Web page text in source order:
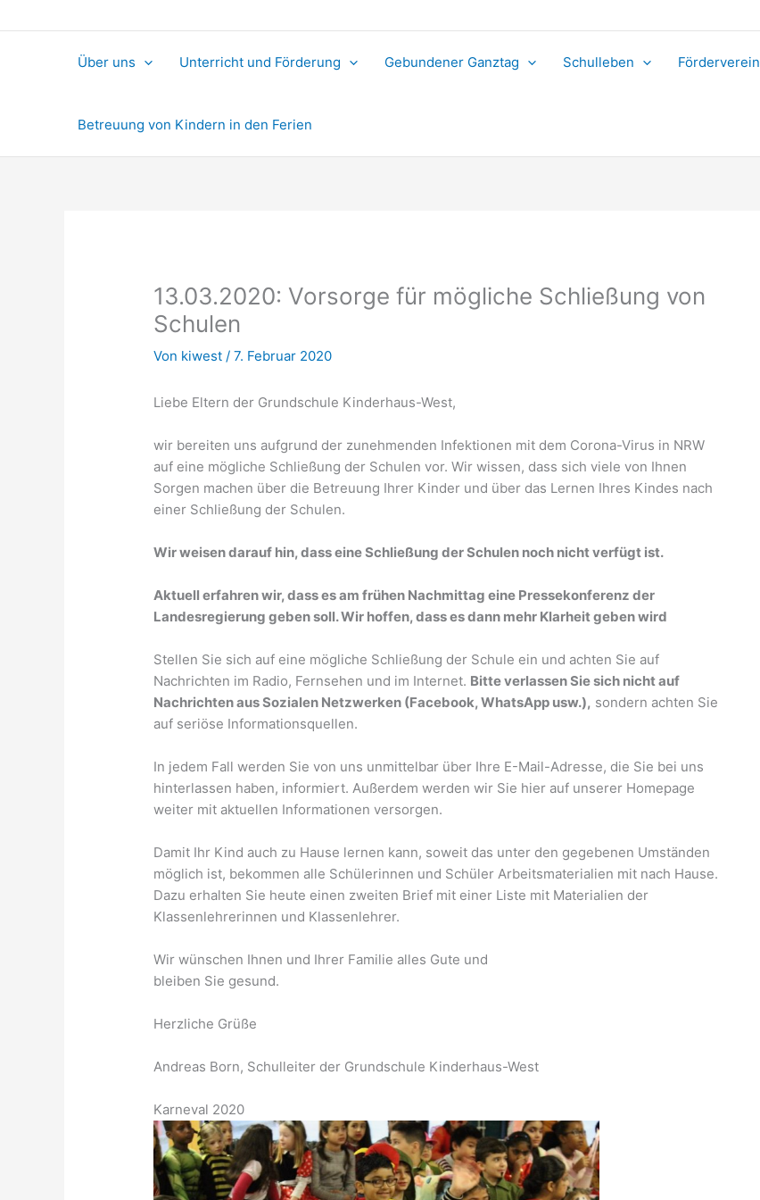
Über uns Unterricht und Förderung Gebundener Ganztag Schulleben Förderverein
Betreuung von Kindern in den Ferien
13.03.2020: Vorsorge für mögliche Schließung von
Schulen
Von kiwest/7. Februar 2020
Liebe Eltern der Grundschule Kinderhaus-West,
wir bereiten uns aufgrund der zunehmenden Infektionen mit dem Corona-Virus in NRW
auf eine mögliche Schließung der Schulen vor. Wir wissen, dass sich viele von Ihnen
Sorgen machen über die Betreuung Ihrer Kinder und über das Lernen Ihres Kindes nach
einer Schließung der Schulen.
Wir weisen darauf hin, dass eine Schließung der Schulen noch nicht verfügt ist.
Aktuell erfahren wir, dass es am frühen Nachmittag eine Pressekonferenz der
Landesregierung geben soll. Wir hoffen, dass es dann mehr Klarheit geben wird
Stellen Sie sich auf eine mögliche Schließung der Schule ein und achten Sie auf
Nachrichten im Radio, Fernsehen und im Internet. Bitte verlassen Sie sich nicht auf
Nachrichten aus Sozialen Netzwerken (Facebook, WhatsApp usw.), sondern achten Sie
auf seriöse Informationsquellen.
In jedem Fall werden Sie von uns unmittelbar über Ihre E-Mail-Adresse, die Sie bei uns
hinterlassen haben, informiert. Außerdem werden wir Sie hier auf unserer Homepage
weiter mit aktuellen Informationen versorgen.
Damit Ihr Kind auch zu Hause lernen kann, soweit das unter den gegebenen Umständen
möglich ist, bekommen alle Schülerinnen und Schüler Arbeitsmaterialien mit nach Hause.
Dazu erhalten Sie heute einen zweiten Brief mit einer Liste mit Materialien der
Klassenlehrerinnen und Klassenlehrer.
Wir wünschen Ihnen und Ihrer Familie alles Gute und
bleiben Sie gesund.
Herzliche Grüße
Andreas Born, Schulleiter der Grundschule Kinderhaus-West
Karneval 2020